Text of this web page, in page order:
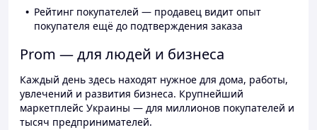
Рейтинг покупателей — продавец видит опыт
покупателя ещё до подтверждения заказа
Prom — для людей и бизнеса
Каждый день здесь находят нужное для дома, работы,
увлечений и развития бизнеса. Крупнейший
маркетплейс Украины — для миллионов покупателей и
тысяч предпринимателей.